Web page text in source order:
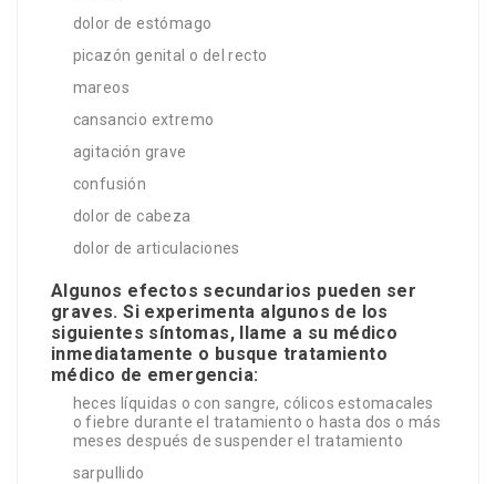
dolor de estómago
picazón genital o del recto
mareos
cansancio extremo
agitación grave
confusión
dolor de cabeza
dolor de articulaciones
Algunos efectos secundarios pueden ser
graves. Si experimenta algunos de los
siguientes síntomas, llame a su médico
inmediatamente o busque tratamiento
médico de emergencia:
heces líquidas o con sangre, cólicos estomacales
o fiebre durante el tratamiento o hasta dos o más
meses después de suspender el tratamiento
sarpullido